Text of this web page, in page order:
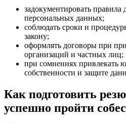
задокументировать правила
персональных данных;
соблюдать сроки и
закону;
оформлять договоры при
организаций и частных лиц;
при сомнениях привлекать
собственности и защите
Как подготовить
успешно пройти